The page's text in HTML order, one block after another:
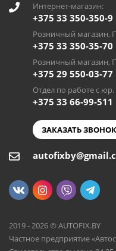
Интернет-магазин:
+375 33 350-350-9
Розничный магазин,
+375 33 350-35-70
Розничный магазин,
+375 29 550-03-77
Отдел по работе с
+375 33 66-99-511
ЗАКАЗАТЬ ЗВОНОК
2019 - 2026 © AUTOFIX.BY
Частное предприятие